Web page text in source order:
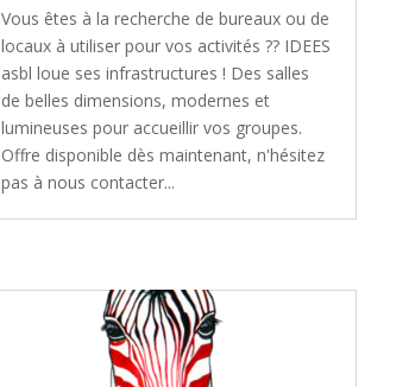
Vous êtes à la recherche de bureaux ou de
locaux à utiliser pour vos activités ?? IDEES
asbl loue ses infrastructures ! Des salles
de belles dimensions, modernes et
lumineuses pour accueillir vos groupes.
Offre disponible dès maintenant, n'hésitez
pas à nous contacter...